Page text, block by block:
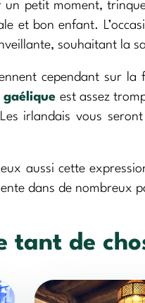
un petit moment,
et bon enfant.
souhaitant la
cependant sur
gaélique est assez
irlandais vous
aussi cette
dans de nombreux
tant de